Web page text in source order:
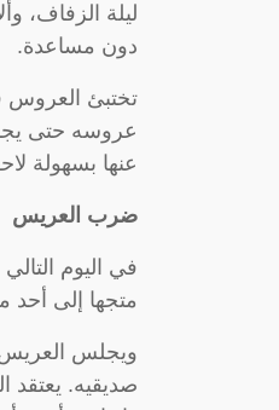
ليلة الزفاف،
دون مساعدة.
تختبئ العروس
عروسه حتى
عنها بسهولة
ضرب العريس
في اليوم
متجها إلى أحد
ويجلس العريس
صديقيه. يعتقد